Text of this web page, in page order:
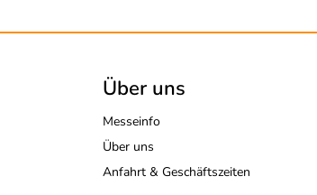
Über uns
Messeinfo
Über uns
Anfahrt & Geschäftszeiten